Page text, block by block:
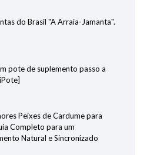
do Brasil "A Arraia-Jamanta".
pote de suplemento passo a
Peixes de Cardume para
Completo para um
Natural e Sincronizado